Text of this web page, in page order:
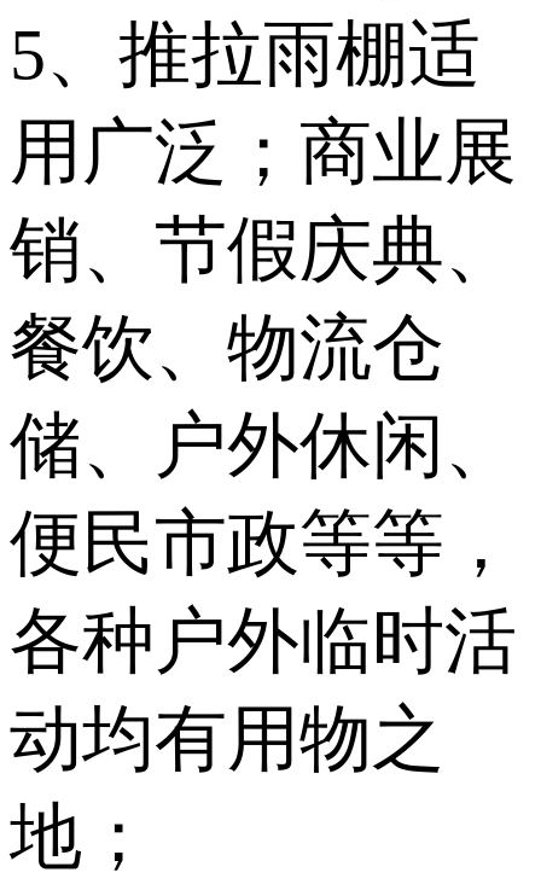
5、推拉雨棚适
用广泛；商业展
销、节假庆典、
餐饮、物流仓
储、户外休闲、
便民市政等等，
各种户外临时活
动均有用物之
地；